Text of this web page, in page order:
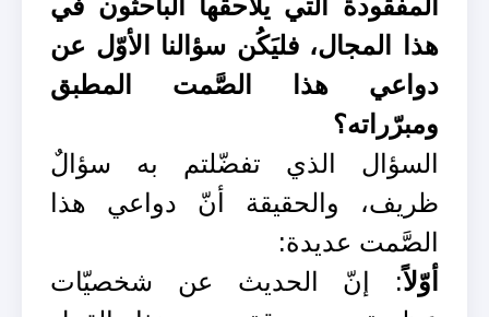
المفقودة الّتي يلاحقها الباحثون في
هذا المجال، فليَكُن سؤالنا الأوّل عن
دواعي هذا الصَّمت المطبق
ومبرّراته؟
السؤال الذي تفضّلتم به سؤالٌ
ظريف، والحقيقة أنّ دواعي هذا
الصَّمت عديدة:
أوّلاً: إنّ الحديث عن شخصيّات